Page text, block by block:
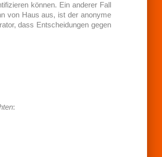
können. Ein anderer Fall
von Haus aus, ist der anonyme
dass Entscheidungen gegen
: